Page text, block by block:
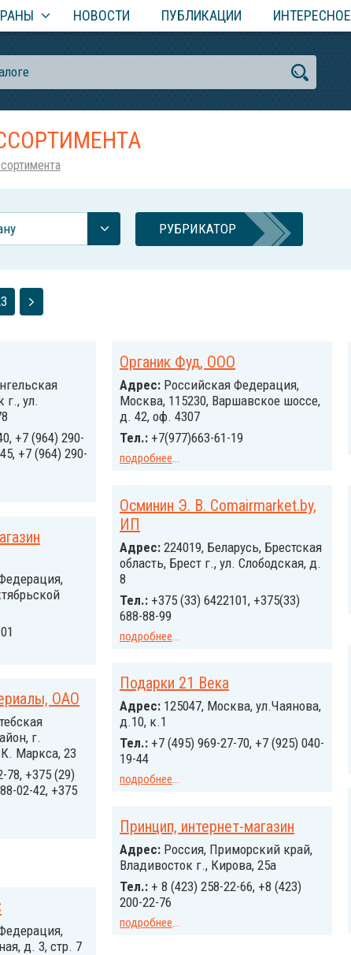
НОВОСТИ ПУБЛИКАЦИИ ИНТЕРЕСНОЕ
РУБРИКАТОР
г., ул.
+7 (964) 290-
+7 (964) 290-
Органик Фуд, ООО
Адрес: Российcкая Федерация,
Москва, 115230, Варшавское шоссе,
д. 42, оф. 4307
Тел.: +7(977)663-61-19
подробнее...
Осминин Э. В. Comairmarket.by,
ИП
Адрес: 224019, Беларусь, Брестская
область, Брест г., ул. Слободская, д.
8
Тел.: +375 (33) 6422101, +375(33)
688-88-99
подробнее...
Подарки 21 Века
Адрес: 125047, Москва, ул.Чаянова,
д.10, к.1
Тел.: +7 (495) 969-27-70, +7 (925) 040-
19-44
подробнее...
ОАО
г.
Маркса, 23
78, +375 (29)
02-42, +375
Принцип, интернет-магазин
Адрес: Россия, Приморский край,
Владивосток г., Кирова, 25а
Тел.: + 8 (423) 258-22-66, +8 (423)
200-22-76
подробнее...
д. 3, стр. 7